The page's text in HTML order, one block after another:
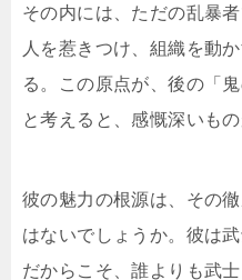
その内には、ただの乱暴
人を惹きつけ、組織を動
る。この原点が、後の「
と考えると、感慨深いもの
彼の魅力の根源は、その
はないでしょうか。彼は
だからこそ、誰よりも武